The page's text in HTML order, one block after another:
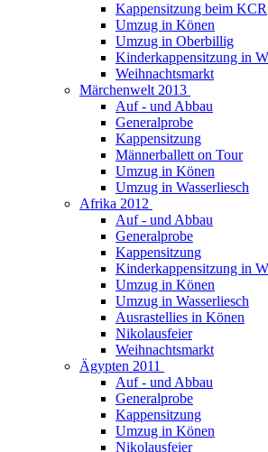
Kappensitzung beim KCR
Umzug in Könen
Umzug in Oberbillig
Kinderkappensitzung in
Weihnachtsmarkt
Märchenwelt 2013
Auf - und Abbau
Generalprobe
Kappensitzung
Männerballett on Tour
Umzug in Könen
Umzug in Wasserliesch
Afrika 2012
Auf - und Abbau
Generalprobe
Kappensitzung
Kinderkappensitzung in
Umzug in Könen
Umzug in Wasserliesch
Ausrastellies in Könen
Nikolausfeier
Weihnachtsmarkt
Ägypten 2011
Auf - und Abbau
Generalprobe
Kappensitzung
Umzug in Könen
Nikolausfeier